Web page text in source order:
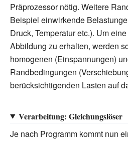
Präprozessor nötig. Weitere
Beispiel einwirkende
Druck, Temperatur etc.). Um
Abbildung zu erhalten, werden
homogenen (Einspannungen)
Randbedingungen
berücksichtigenden Lasten auf
Verarbeitung: Gleichungslöser
Je nach Programm kommt nun